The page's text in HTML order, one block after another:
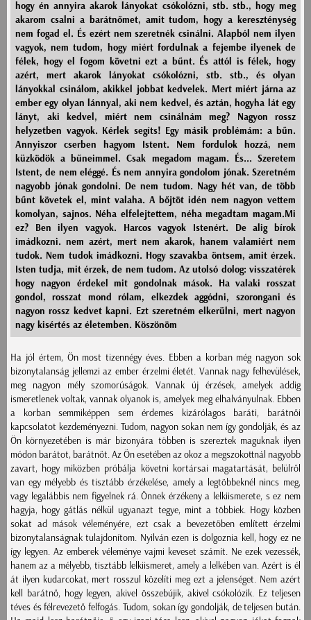
hogy én annyira akarok lányokat csókolózni, stb. stb., hogy meg
akarom csalni a barátnőmet, amit tudom, hogy a kereszténység
nem fogad el. És ezért nem szeretnék csinálni. Alapból nem ilyen
vagyok, nem tudom, hogy miért fordulnak a fejembe ilyenek de
félek, hogy el fogom követni ezt a bűnt. És attól is félek, hogy
azért, mert akarok lányokat csókolózni, stb. stb., és olyan
lányokkal csinálom, akikkel jobbat kedvelek. Mert miért járna az
ember egy olyan lánnyal, aki nem kedvel, és aztán, hogyha lát egy
lányt, aki kedvel, miért nem csinálnám meg? Nagyon rossz
helyzetben vagyok. Kérlek segíts! Egy másik problémám: a bűn.
Annyiszor cserben hagyom Istent. Nem fordulok hozzá, nem
küzködök a bűneimmel. Csak megadom magam. És... Szeretem
Istent, de nem eléggé. És nem annyira gondolom jónak. Szeretném
nagyobb jónak gondolni. De nem tudom. Nagy hét van, de több
bűnt követek el, mint valaha. A bőjtöt idén nem nagyon vettem
komolyan, sajnos. Néha elfelejtettem, néha megadtam magam.Mi
ez? Ben ilyen vagyok. Harcos vagyok Istenért. De alig bírok
imádkozni. nem azért, mert nem akarok, hanem valamiért nem
tudok. Nem tudok imádkozni. Hogy szavakba öntsem, amit érzek.
Isten tudja, mit érzek, de nem tudom. Az utolsó dolog: visszatérek
hogy nagyon érdekel mit gondolnak mások. Ha valaki rosszat
gondol, rosszat mond rólam, elkezdek aggódni, szorongani és
nagyon rossz kedvet kapni. Ezt szeretném elkerülni, mert nagyon
nagy kisértés az életemben. Köszönöm
Ha jól értem, Ön most tizennégy éves. Ebben a korban még nagyon sok
bizonytalanság jellemzi az ember érzelmi életét. Vannak nagy felhevülések,
meg nagyon mély szomorúságok. Vannak új érzések, amelyek addig
ismeretlenek voltak, vannak olyanok is, amelyek meg elhalványulnak. Ebben
a korban semmiképpen sem érdemes kizárólagos baráti, barátnői
kapcsolatot kezdeményezni. Tudom, nagyon sokan nem így gondolják, és az
Ön környezetében is már bizonyára többen is szereztek maguknak ilyen
módon barátot, barátnőt. Az Ön esetében az okoz a megszokottnál nagyobb
zavart, hogy miközben próbálja követni kortársai magatartását, belülről
van egy mélyebb és tisztább érzékelése, amely a legtöbbeknél nincs meg,
vagy legalábbis nem figyelnek rá. Önnek érzékeny a lelkiismerete, s ez nem
hagyja, hogy gátlás nélkül ugyanazt tegye, mint a többiek. Hogy közben
sokat ad mások véleményére, ezt csak a bevezetőben említett érzelmi
bizonytalanságnak tulajdonítom. Nyilván ezen is dolgoznia kell, hogy ez ne
így legyen. Az emberek véleménye vajmi keveset számít. Ne ezek vezessék,
hanem az a mélyebb, tisztább lelkiismeret, amely a lelkében van. Azért is él
át ilyen kudarcokat, mert rosszul közelíti meg ezt a jelenséget. Nem azért
kell barátnő, hogy legyen, akivel összebújik, akivel csókolózik. Ez teljesen
téves és félrevezető felfogás. Tudom, sokan így gondolják, de teljesen bután.